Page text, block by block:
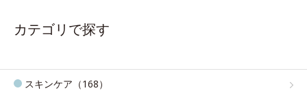
カテゴリで探す
スキンケア（168）